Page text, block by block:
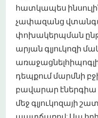
հատկապես
չափազանց
փոխակերպման
արյան գլյուկոզի
առաջացնել
դեպքում մարմնի
բավարար էներգիա
մեջ գլյուկոզայի